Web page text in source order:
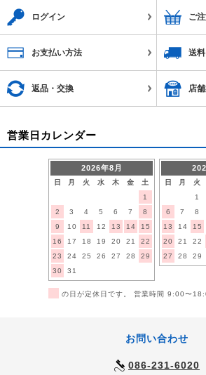
ログイン ご
お支払い方法 送
返品・交換 店
営業日カレンダー
2026年8月
日 月 火 水 木 金
土
1
2
3 4 5 6 7
8
9
10 11 12 13 14
15
16
17 18 19 20 21
22
23
24 25 26 27 28
29
30
31
日 月 火
1
6
7 8
13
14 15
20
21 22
27
28 29
の日が定休日です。 営業時間 9:00〜
お問い合わせ
086-231-6020